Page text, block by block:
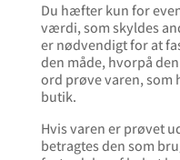
Du hæfter kun for
værdi, som skyldes
er nødvendigt for at
den måde, hvorpå
ord prøve varen, som
butik.
Hvis varen er prøvet
betragtes den som